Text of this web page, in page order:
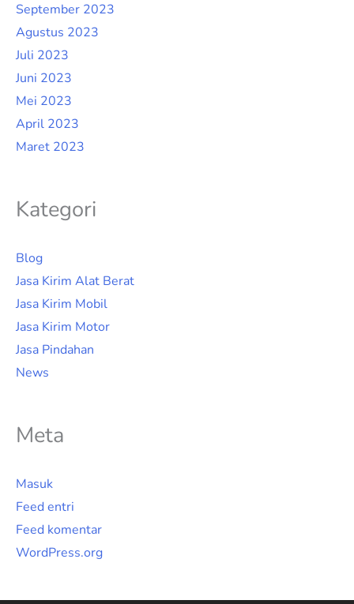
September 2023
Agustus 2023
Juli 2023
Juni 2023
Mei 2023
April 2023
Maret 2023
Kategori
Blog
Jasa Kirim Alat Berat
Jasa Kirim Mobil
Jasa Kirim Motor
Jasa Pindahan
News
Meta
Masuk
Feed entri
Feed komentar
WordPress.org